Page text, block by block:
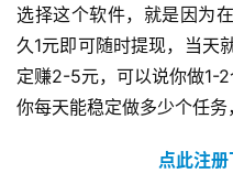
选择这个软件，就是因为
久1元即可随时提现，当天
定赚2-5元，可以说你做1-2
你每天能稳定做多少个任务
点此注